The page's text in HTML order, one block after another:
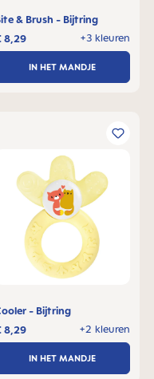
& Brush - Bijtring
+3 kleuren
8,29
IN HET MANDJE
- Bijtring
+2 kleuren
8,29
IN HET MANDJE